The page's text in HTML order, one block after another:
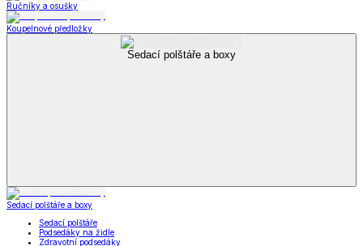
Ručníky a osušky
Koupelnové předložky
Sedací polštáře a boxy
Sedací polštáře a boxy
Sedací polštáře
Podsedáky na židle
Zdravotní podsedáky